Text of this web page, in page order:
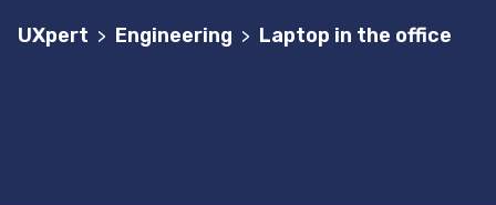
UXpert > Engineering > Laptop in the office